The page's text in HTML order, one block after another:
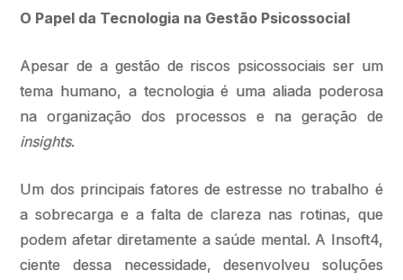
O Papel da Tecnologia na Gestão Psicossocial
Apesar de a gestão de riscos psicossociais ser um
tema humano, a tecnologia é uma aliada poderosa
na organização dos processos e na geração de
insights.
Um dos principais fatores de estresse no trabalho é
a sobrecarga e a falta de clareza nas rotinas, que
podem afetar diretamente a saúde mental. A Insoft4,
ciente dessa necessidade, desenvolveu soluções